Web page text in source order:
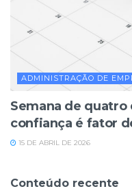
ADMINISTRAÇÃO DE
Semana de quatro
confiança é fator
15 DE ABRIL DE 2026
Conteúdo recente